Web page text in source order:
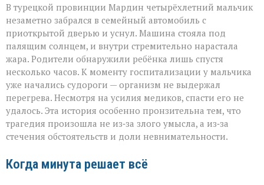
В турецкой провинции Мардин четырёхлетний мальчик
незаметно забрался в семейный автомобиль с
приоткрытой дверью и уснул. Машина стояла под
палящим солнцем, и внутри стремительно нарастала
жара. Родители обнаружили ребёнка лишь спустя
несколько часов. К моменту госпитализации у мальчика
уже начались судороги — организм не выдержал
перегрева. Несмотря на усилия медиков, спасти его не
удалось. Эта история особенно пронзительна тем, что
трагедия произошла не из‑за злого умысла, а из‑за
стечения обстоятельств и доли невнимательности.
Когда минута решает всё